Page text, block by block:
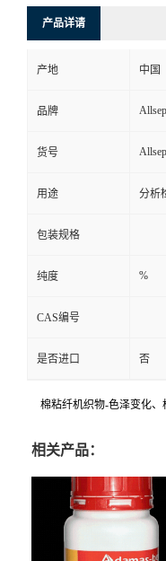
产品详请
产地 中国
品牌 Allsep
货号
用途 分析
包装规格
纯度 %
CAS编号
是否进口 否
棉粘纤机织物-色泽变化
相关产品：